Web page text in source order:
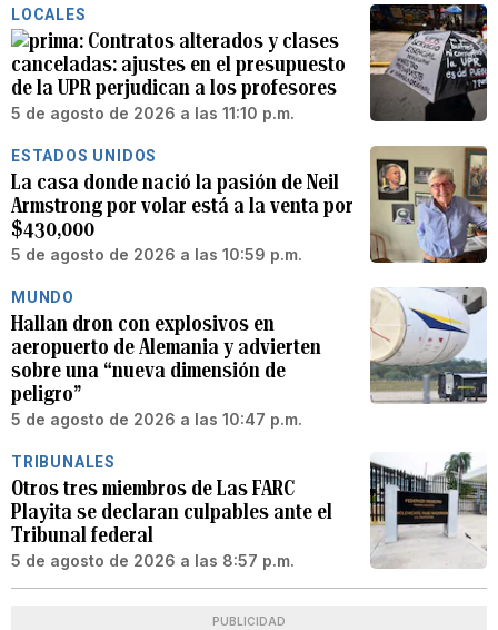
LOCALES
Contratos alterados y clases
canceladas: ajustes en el presupuesto
de la UPR perjudican a los profesores
5 de agosto de 2026 a las 11:10 p.m.
ESTADOS UNIDOS
La casa donde nació la pasión de Neil
Armstrong por volar está a la venta por
$430,000
5 de agosto de 2026 a las 10:59 p.m.
MUNDO
Hallan dron con explosivos en
aeropuerto de Alemania y advierten
sobre una “nueva dimensión de
peligro”
5 de agosto de 2026 a las 10:47 p.m.
TRIBUNALES
Otros tres miembros de Las FARC
Playita se declaran culpables ante el
Tribunal federal
5 de agosto de 2026 a las 8:57 p.m.
PUBLICIDAD